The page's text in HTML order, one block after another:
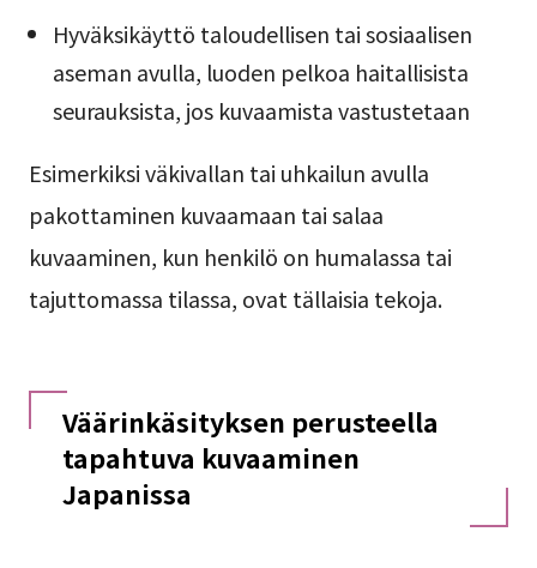
Hyväksikäyttö taloudellisen tai sosiaalisen
aseman avulla, luoden pelkoa haitallisista
seurauksista, jos kuvaamista vastustetaan
Esimerkiksi väkivallan tai uhkailun avulla
pakottaminen kuvaamaan tai salaa
kuvaaminen, kun henkilö on humalassa tai
tajuttomassa tilassa, ovat tällaisia tekoja.
Väärinkäsityksen perusteella
tapahtuva kuvaaminen
Japanissa